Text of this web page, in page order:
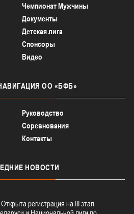
Чемпионат Мужчины
Документы
Детская лига
Спонсоры
Видео
ОО «БФБ»
Руководство
Соревнования
Контакты
НОВОСТИ
регистрация на III этап